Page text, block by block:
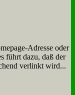
Adres­se oder
führt da­zu, daß der
ver­linkt wird...